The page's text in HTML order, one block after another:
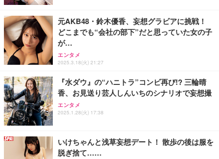
Aぇ! group LIVE TOUR 2025 D.N.A (初回盤)(2枚組)
[Blu-ray]
￥5,981
装苑 2026年 9月号
￥990
Philips(フィリップス) チューナーレステレビ 43イン
チ 量子ドット FHD QLED スマートテレビ Google T
V内蔵 HDR10/Dolby Audio対応 ネット動画視聴可能
地上波受信なし 音声検索可能 日本語対応
￥36,800
元AKB48・鈴木優香、妄想グラビアに挑戦！
どこまでも“会社の部下”だと思っていた女の子
が…
エンタメ
2025.3.18(火) 21:27
『水ダウ』の“ハニトラ”コンビ再び!? 三輪晴
香、お見送り芸人しんいちのシナリオで妄想撮
エンタメ
2025.1.28(火) 17:38
いけちゃんと浅草妄想デート！ 散歩の後は服を
脱ぎ捨て……